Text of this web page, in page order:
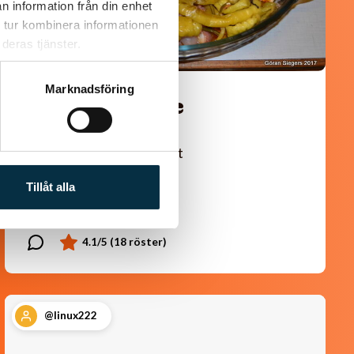
information från din enhet
kombinera informationen
tjänster.
Marknadsföring
Tillåt alla
Turkisk köfte
En längtan till Turkisk mat
@linux222